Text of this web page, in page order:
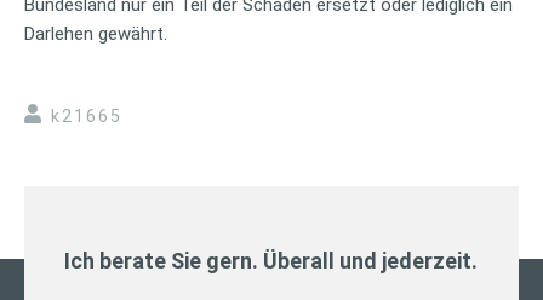
Bundesland nur ein Teil der Schäden ersetzt oder lediglich ein
Darlehen gewährt.
k21665
Ich berate Sie gern. Überall und jederzeit.